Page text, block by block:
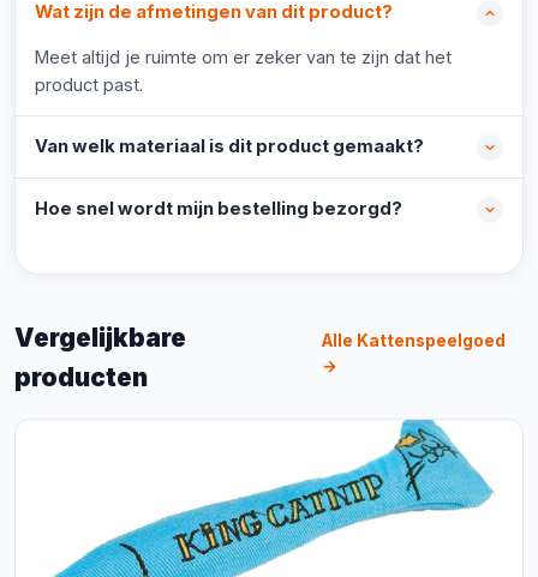
Wat zijn de afmetingen van dit product?
Meet altijd je ruimte om er zeker van te zijn dat het
product past.
Van welk materiaal is dit product gemaakt?
Hoe snel wordt mijn bestelling bezorgd?
Vergelijkbare
producten
Alle Kattenspeelgoed
→